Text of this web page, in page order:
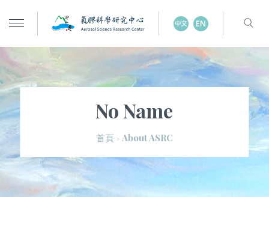
No Name
首頁 > About ASRC